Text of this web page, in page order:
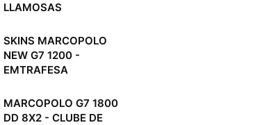
LLAMOSAS
SKINS MARCOPOLO
NEW G7 1200 -
EMTRAFESA
MARCOPOLO G7 1800
DD 8X2 - CLUBE DE